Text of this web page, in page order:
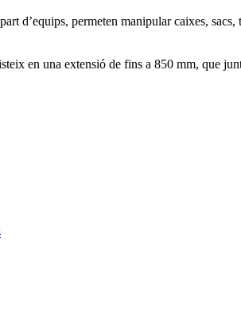
d’equips, permeten manipular caixes,
en una extensió de fins a 850 mm, que